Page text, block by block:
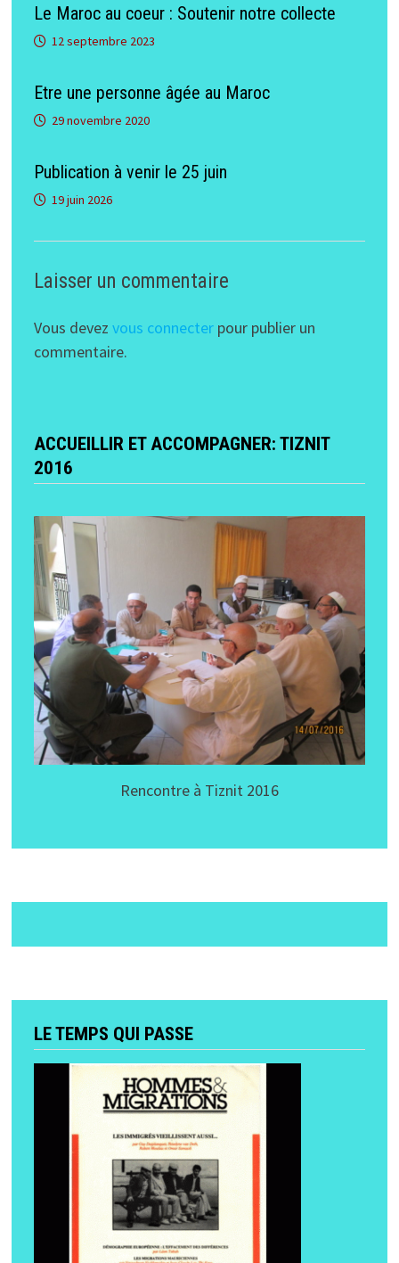
Le Maroc au coeur : Soutenir notre collecte
12 septembre 2023
Etre une personne âgée au Maroc
29 novembre 2020
Publication à venir le 25 juin
19 juin 2026
Laisser un commentaire
Vous devez vous connecterpour publier un
commentaire.
ACCUEILLIR ET ACCOMPAGNER: TIZNIT
2016
Rencontre à Tiznit 2016
LE TEMPS QUI PASSE